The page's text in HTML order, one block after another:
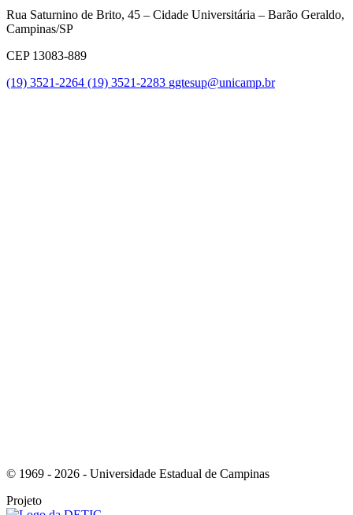
Rua Saturnino de Brito, 45 – Cidade Universitária – Barão Geraldo,
Campinas/SP
CEP 13083-889
(19) 3521-2264 (19) 3521-2283 ggtesup@unicamp.br
© 1969 - 2026 - Universidade Estadual de Campinas
Projeto